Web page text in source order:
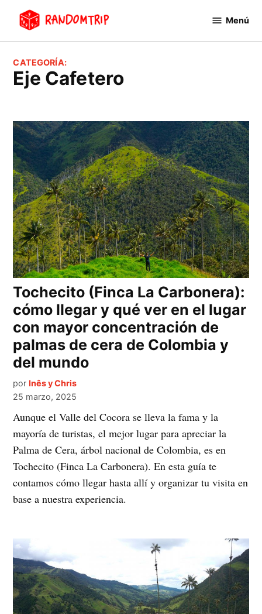
contenido
Menú
CATEGORÍA:
Eje Cafetero
Tochecito (Finca La Carbonera):
cómo llegar y qué ver en el lugar
con mayor concentración de
palmas de cera de Colombia y
del mundo
por Inês y Chris
25 marzo, 2025
Aunque el Valle del Cocora se lleva la fama y la
mayoría de turistas, el mejor lugar para apreciar la
Palma de Cera, árbol nacional de Colombia, es en
Tochecito (Finca La Carbonera). En esta guía te
contamos cómo llegar hasta allí y organizar tu visita en
base a nuestra experiencia.